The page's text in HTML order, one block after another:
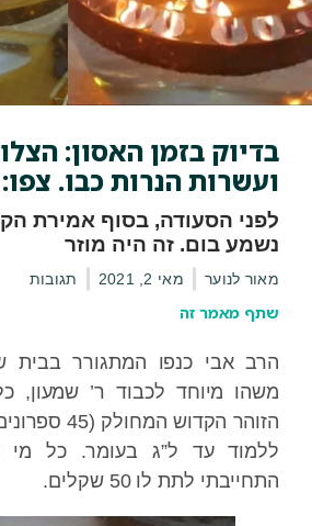
בדיוק בזמן האסון:
ועשרות הנרות כבו. צפו:
לפני הסעודה, בסוף אמירת
נשמע בום. זה היה מוזר
מאור לנוער מאי 2, 2021 תגובות
שתף מאמר זה
הרב אבי כנפו המתגורר
משהו מיוחד לכבוד ר’ שמעון,
הזוהר הקדוש
ללמוד עד ל”ג בעומר. כל מי
התחייבתי לתת לו 50 שקלים.